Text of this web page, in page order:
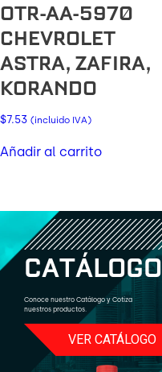
OTR-AA-5970
CHEVROLET
ASTRA, ZAFIRA,
KORANDO
$7.53 (incluido IVA)
Añadir al carrito
CATÁLOGO
Conoce nuestro Catálogo y Cotiza
nuestros productos.
VER CATÁLOGO